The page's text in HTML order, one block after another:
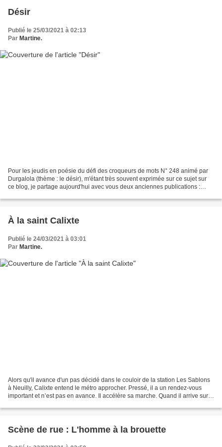
Désir
Publié le 25/03/2021 à 02:13
Par Martine.
Pour les jeudis en poésie du défi des croqueurs de mots N° 248 animé par
Durgalola (thème : le désir), m'étant très souvent exprimée sur ce sujet sur
ce blog, je partage aujourd'hui avec vous deux anciennes publications :
À la saint Calixte
Publié le 24/03/2021 à 03:01
Par Martine.
Alors qu'il avance d'un pas décidé dans le couloir de la station Les Sablons
à Neuilly, Calixte entend le métro approcher. Pressé, il a un rendez-vous
important et n’est pas en avance. Il accélère sa marche. Quand il arrive sur
Scène de rue : L'homme à la brouette